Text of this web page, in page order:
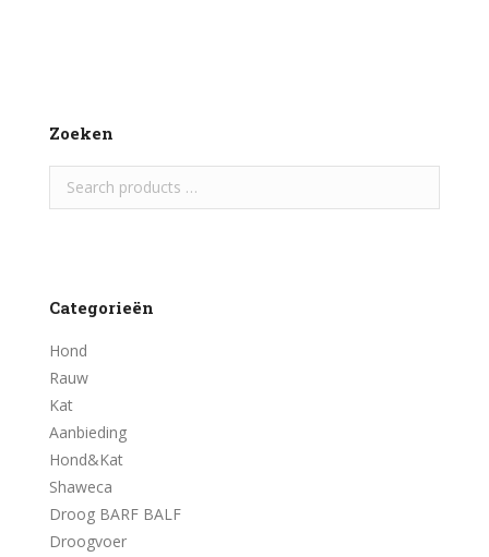
Zoeken
Categorieën
Hond
Rauw
Kat
Aanbieding
Hond&Kat
Shaweca
Droog BARF BALF
Droogvoer